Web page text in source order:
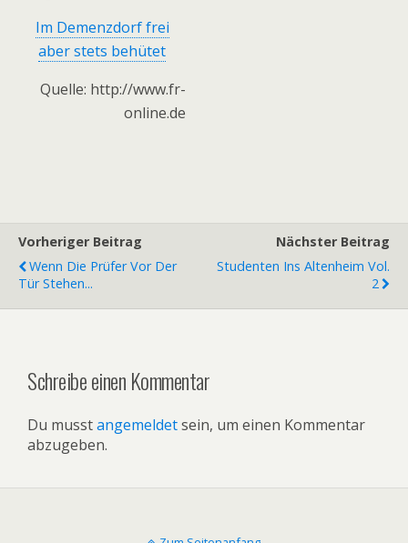
Im Demenzdorf frei
aber stets behütet
Quelle: http://www.fr-
online.de
Vorheriger Beitrag
Wenn Die Prüfer Vor Der
Tür Stehen...
Nächster Beitrag
Studenten Ins Altenheim Vol.
2
Schreibe einen Kommentar
Du musstangemeldetsein, um einen Kommentar
abzugeben.